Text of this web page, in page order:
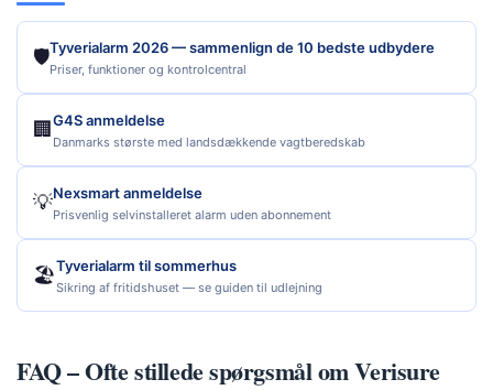
🛡️Tyverialarm 2026 — sammenlign de 10 bedste udbydere
Priser, funktioner og kontrolcentral
🏢 G4S anmeldelse
Danmarks største med landsdækkende vagtberedskab
💡Nexsmart anmeldelse
Prisvenlig selvinstalleret alarm uden abonnement
🏖️Tyverialarm til sommerhus
Sikring af fritidshuset — se guiden til udlejning
FAQ – Ofte stillede spørgsmål om Verisure